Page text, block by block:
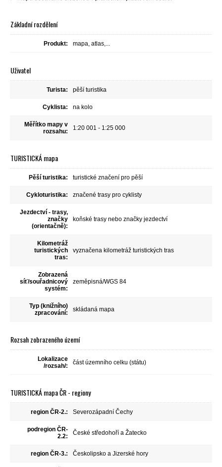
Základní rozdělení
Produkt: mapa, atlas,...
Uživatel
Turista: pěší turistika
Cyklista: na kolo
Měřítko mapy v
rozsahu:
1:20 001 - 1:25 000
TURISTICKÁ mapa
Pěší turistika: turistické značení pro pěší
Cykloturistika: značené trasy pro cyklisty
Jezdectví - trasy,
značky
(orientačně):
koňské trasy nebo značky jezdectví
Kilometráž
turistických
tras:
vyznačena kilometráž turistických tras
Zobrazená
síť/souřadnicový
systém:
zeměpisná/WGS 84
Typ (knižního)
zpracování:
skládaná mapa
Rozsah zobrazeného území
Lokalizace
/rozsah/:
část územního celku (státu)
TURISTICKÁ mapa ČR - regiony
region ČR-2.: Severozápadní Čechy
podregion ČR-
2.2:
České středohoří a Žatecko
region ČR-3.: Českolipsko a Jizerské hory